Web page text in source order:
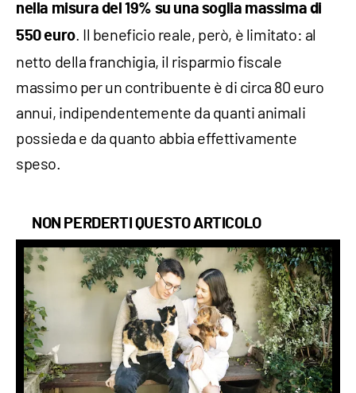
nella misura del 19% su una soglia massima di
550 euro. Il beneficio reale, però, è limitato: al
netto della franchigia, il risparmio fiscale
massimo per un contribuente è di circa 80 euro
annui, indipendentemente da quanti animali
possieda e da quanto abbia effettivamente
speso.
NON PERDERTI QUESTO ARTICOLO